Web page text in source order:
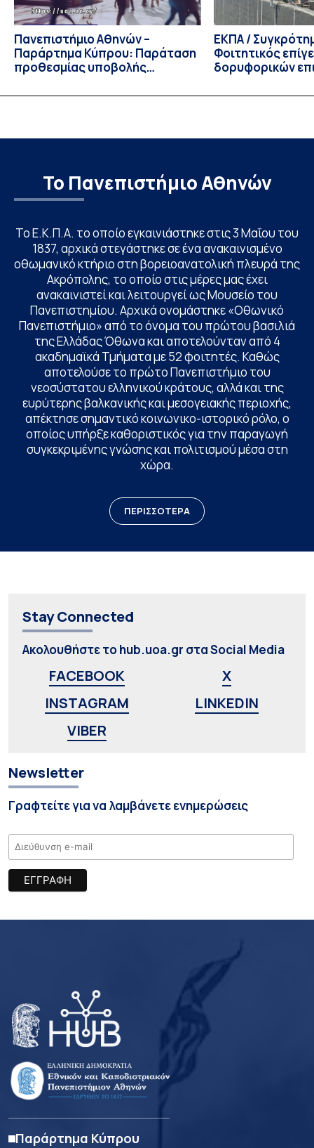
Πανεπιστήμιο Αθηνών –
Παράρτημα Κύπρου: Παράταση
προθεσμίας υποβολής
υποψηφίων
ΕΚΠΑ /
Φοιτητικός
δορυφορικών
Το Πανεπιστήμιο Αθηνών
Το Ε.Κ.Π.Α. το οποίο εγκαινιάστηκε στις 3 Μαΐου του
1837, αρχικά στεγάστηκε σε ένα ανακαινισμένο
οθωμανικό κτήριο στη βορειοανατολική πλευρά της
Ακρόπολης, το οποίο στις μέρες μας έχει
ανακαινιστεί και λειτουργεί ως Μουσείο του
Πανεπιστημίου. Αρχικά ονομάστηκε «Οθωνικό
Πανεπιστήμιο» από το όνομα του πρώτου βασιλιά
της Ελλάδας Όθωνα και αποτελούνταν από 4
ακαδημαϊκά Τμήματα με 52 φοιτητές. Καθώς
αποτελούσε το πρώτο Πανεπιστήμιο του
νεοσύστατου ελληνικού κράτους, αλλά και της
ευρύτερης βαλκανικής και μεσογειακής περιοχής,
απέκτησε σημαντικό κοινωνικο-ιστορικό ρόλο, ο
οποίος υπήρξε καθοριστικός για την παραγωγή
συγκεκριμένης γνώσης και πολιτισμού μέσα στη
χώρα.
ΠΕΡΙΣΣΟΤΕΡΑ
Stay Connected
Ακολουθήστε το hub.uoa.gr στα Social Media
FACEBOOK
X
INSTAGRAM
LINKEDIN
VIBER
Newsletter
Γραφτείτε για να λαμβάνετε ενημερώσεις
Παράρτημα Κύπρου